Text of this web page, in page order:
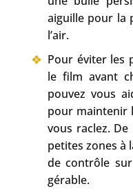
aiguille pour la
l’air.
Pour éviter les
le film avant
pouvez vous
pour maintenir
vous raclez.
petites zones à
de contrôle
gérable.